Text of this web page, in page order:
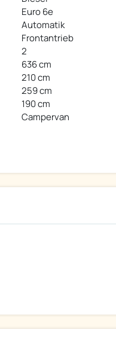
Euro 6e
Automatik
Frontantrieb
2
636 cm
210 cm
259 cm
190 cm
Campervan